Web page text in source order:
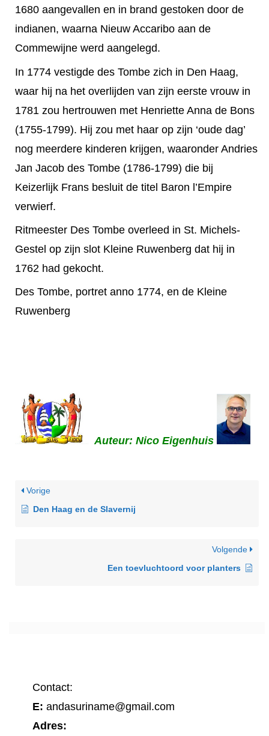
1680 aangevallen en in brand gestoken door de
indianen, waarna Nieuw Accaribo aan de
Commewijne werd aangelegd.
In 1774 vestigde des Tombe zich in Den Haag,
waar hij na het overlijden van zijn eerste vrouw in
1781 zou hertrouwen met Henriette Anna de Bons
(1755-1799). Hij zou met haar op zijn ‘oude dag’
nog meerdere kinderen krijgen, waaronder Andries
Jan Jacob des Tombe (1786-1799) die bij
Keizerlijk Frans besluit de titel Baron l’Empire
verwierf.
Ritmeester Des Tombe overleed in St. Michels-
Gestel op zijn slot Kleine Ruwenberg dat hij in
1762 had gekocht.
Des Tombe, portret anno 1774, en de Kleine
Ruwenberg
Auteur: Nico Eigenhuis
Vorige
Den Haag en de Slavernij
Volgende
Een toevluchtoord voor planters
Contact:
E: andasuriname@gmail.com
Adres: